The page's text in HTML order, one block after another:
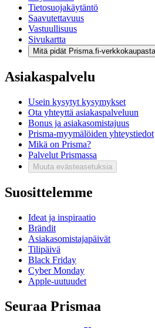
Tietosuojakäytäntö
Saavutettavuus
Vastuullisuus
Sivukartta
Mitä pidät Prisma.fi-
Asiakaspalvelu
Usein kysytyt kysymykset
Ota yhteyttä asiakaspalveluun
Bonus ja asiakasomistajuus
Prisma-myymälöiden yhteystiedot
Mikä on Prisma?
Palvelut Prismassa
Muuta evästeasetuksia
Suosittelemme
Ideat ja inspiraatio
Brändit
Asiakasomistajapäivät
Tilipäivä
Black Friday
Cyber Monday
Apple-uutuudet
Seuraa Prismaa